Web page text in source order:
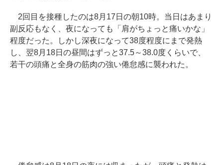
2回目を接種したのは8月17日の朝10時。当日はあまり
副反応もなく、夜になっても「肩がちょっと痛いかな」
程度だった。しかし深夜になって38度程度にまで発熱
し、翌8月18日の昼間はずっと37.5～38.0度くらいで、
若干の頭痛と全身の筋肉の強い倦怠感に襲われた。